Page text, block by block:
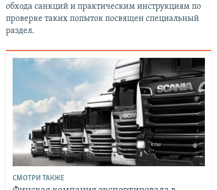
обхода санкций и практическим инструкциям по
проверке таких попыток посвящен специальный
раздел.
СМОТРИ ТАКЖЕ